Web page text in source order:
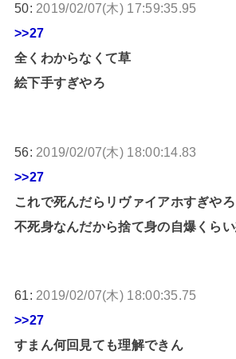
50: 2019/02/07(木) 17:59:35.95
>>27
全くわからなくて草
絵下手すぎやろ
56: 2019/02/07(木) 18:00:14.83
>>27
これで死んだらリヴァイアホすぎやろ
不死身なんだから捨て身の自爆くら
61: 2019/02/07(木) 18:00:35.75
>>27
すまん何回見ても理解できん